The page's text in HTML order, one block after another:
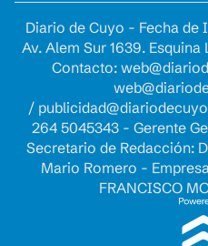
Diario de Cuyo - Fecha de
Av. Alem Sur 1639.
Contacto:
/
264 5045343 - Gerente
Secretario de Redacción:
Mario Romero -
FRANCISCO